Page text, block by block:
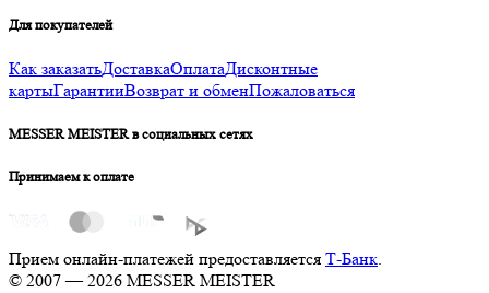
Для покупателей
Как заказатьДоставкаОплатаДисконтные
картыГарантииВозврат и обменПожаловаться
MESSER MEISTER в социальных сетях
Принимаем к оплате
Прием онлайн-платежей предоставляется Т-Банк
© 2007 — 2026 MESSER MEISTER